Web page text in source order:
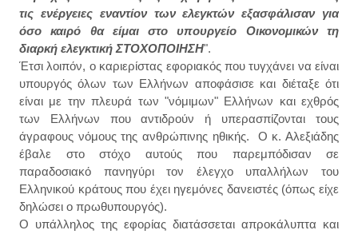
τις ενέργειες εναντίον των ελεγκτών εξασφάλισαν για
όσο καιρό θα είμαι στο υπουργείο Οικονομικών τη
διαρκή ελεγκτική ΣΤΟΧΟΠΟΙΗΣΗ".
Έτσι λοιπόν, ο καριερίστας εφοριακός που τυγχάνει να είναι
υπουργός όλων των Ελλήνων αποφάσισε και διέταξε ότι
είναι με την πλευρά των "νόμιμων" Ελλήνων και εχθρός
των Ελλήνων που αντιδρούν ή υπερασπίζονται τους
άγραφους νόμους της ανθρώπινης ηθικής. Ο κ. Αλεξιάδης
έβαλε στο στόχο αυτούς που παρεμπόδισαν σε
παραδοσιακό πανηγύρι τον έλεγχο υπαλλήλων του
Ελληνικού κράτους που έχει ηγεμόνες δανειστές (όπως είχε
δηλώσει ο πρωθυπουργός).
Ο υπάλληλος της εφορίας διατάσσεται απροκάλυπτα και